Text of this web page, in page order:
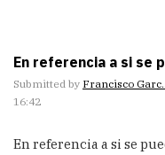
En referencia a si se
Submitted by Francisco
16:42
En referencia a si se